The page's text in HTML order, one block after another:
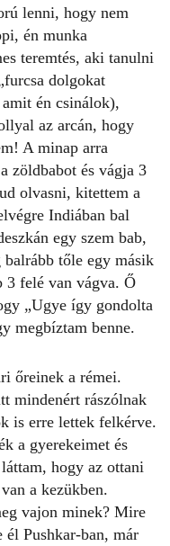
lenni, hogy nem
én munka
teremtés, aki tanulni
dolgokat
én csinálok),
az arcán, hogy
A minap arra
zöldbabot és vágja 3
olvasni, kitettem a
Indiában bal
egy szem bab,
tőle egy másik
3 felé van vágva. Ő
„Ugye így gondolta
megbíztam benne.
őreinek a rémei.
mindenért rászólnak
is erre lettek felkérve.
a gyerekeimet és
hogy az ottani
a kezükben.
vajon minek? Mire
él Pushkar-ban, már